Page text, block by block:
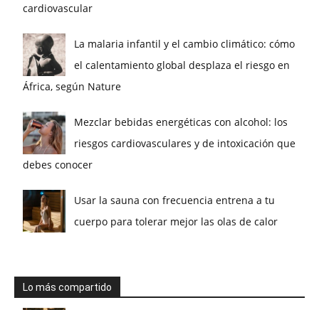
cardiovascular
La malaria infantil y el cambio climático: cómo
el calentamiento global desplaza el riesgo en
África, según Nature
Mezclar bebidas energéticas con alcohol: los
riesgos cardiovasculares y de intoxicación que
debes conocer
Usar la sauna con frecuencia entrena a tu
cuerpo para tolerar mejor las olas de calor
Lo más compartido